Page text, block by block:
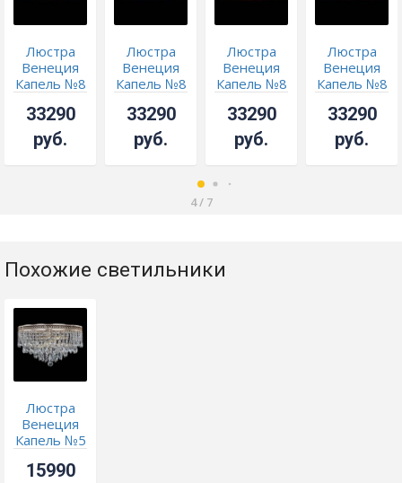
Люстра
Венеция
Капель №8
чайная
33290
руб.
Люстра
Венеция
Капель №8
синяя
33290
руб.
Люстра
Венеция
Капель №8
красная
33290
руб.
Люстра
Венеция
Капель №8
розовая
33290
руб.
4/ 7
Похожие светильники
Люстра
Венеция
Капель №5
15990